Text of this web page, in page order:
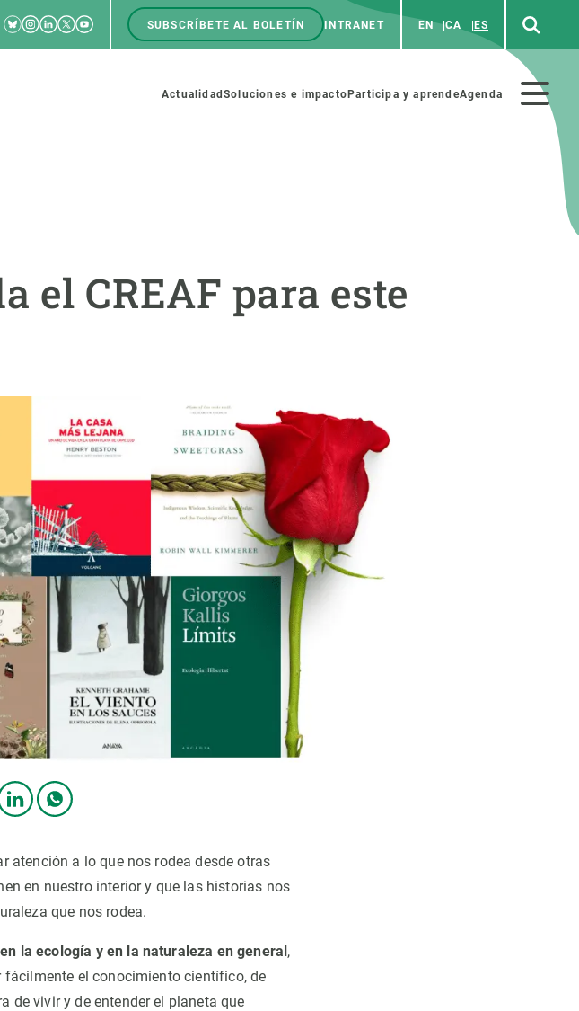
RRSS
Bluesky
Instagram
Linkedin
TwitterYoutube
Menú
top
SUBSCRÍBETE AL BOLETÍN INTRANET EN CA ES
Menú
Actualidad Soluciones e impacto Participa y aprendeAgenda
el CREAF para este
atención a lo que nos rodea desde otras
en nuestro interior y que las historias nos
que nos rodea.
la ecología y en la naturaleza en general,
el conocimiento científico, de
de vivir y de entender el planeta que
técnicos
Bolsa de trabajo
Pide tu beca ERC
Programa de másteres y doctorado
Un lugar donde crecer
Desarrollo de carrera
Seminarios y actividades internas
Te ofrecemos formación
Cienca y arte